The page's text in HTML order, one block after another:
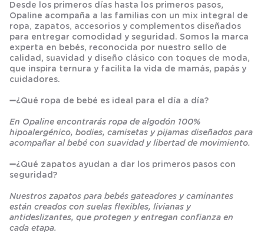
Desde los primeros días hasta los primeros pasos,
Opaline acompaña a las familias con un mix integral de
ropa, zapatos, accesorios y complementos diseñados
para entregar comodidad y seguridad. Somos la marca
experta en bebés, reconocida por nuestro sello de
calidad, suavidad y diseño clásico con toques de moda,
que inspira ternura y facilita la vida de mamás, papás y
cuidadores.
➖¿Qué ropa de bebé es ideal para el día a día?
En Opaline encontrarás ropa de algodón 100%
hipoalergénico, bodies, camisetas y pijamas diseñados para
acompañar al bebé con suavidad y libertad de movimiento.
➖¿Qué zapatos ayudan a dar los primeros pasos con
seguridad?
Nuestros zapatos para bebés gateadores y caminantes
están creados con suelas flexibles, livianas y
antideslizantes, que protegen y entregan confianza en
cada etapa.